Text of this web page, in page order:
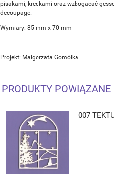
pisakami, kredkami oraz wzbogacać
decoupage.
Wymiary: 85 mm x 70 mm
Projekt: Małgorzata Gomółka
PRODUKTY POWIĄZANE
007